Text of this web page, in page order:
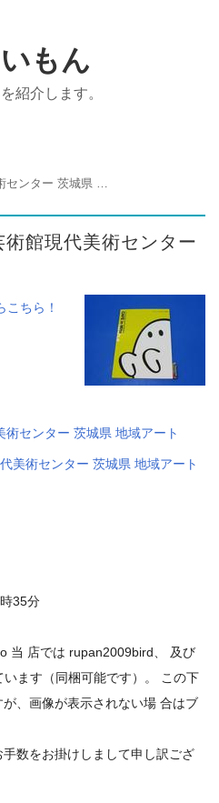
もん
紹介します。
館現代美術センター
こちら！
センター 茨城県 地域アート
35分
店では rupan2009bird、 及び
ます（同梱可能です）。 この下
、画像が表示されない場 合はブ
数をお掛けしまして申し訳ござ